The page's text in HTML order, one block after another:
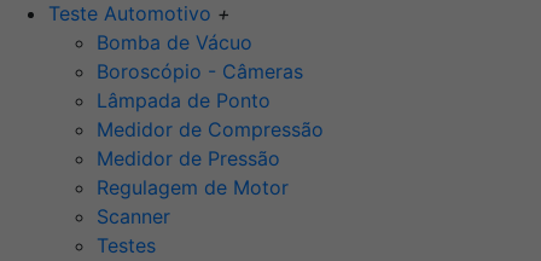
Teste Automotivo +
Bomba de Vácuo
Boroscópio - Câmeras
Lâmpada de Ponto
Medidor de Compressão
Medidor de Pressão
Regulagem de Motor
Scanner
Testes